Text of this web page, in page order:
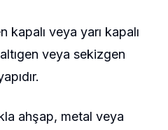
kapalı veya yarı kapalı
veya sekizgen
ahşap, metal veya